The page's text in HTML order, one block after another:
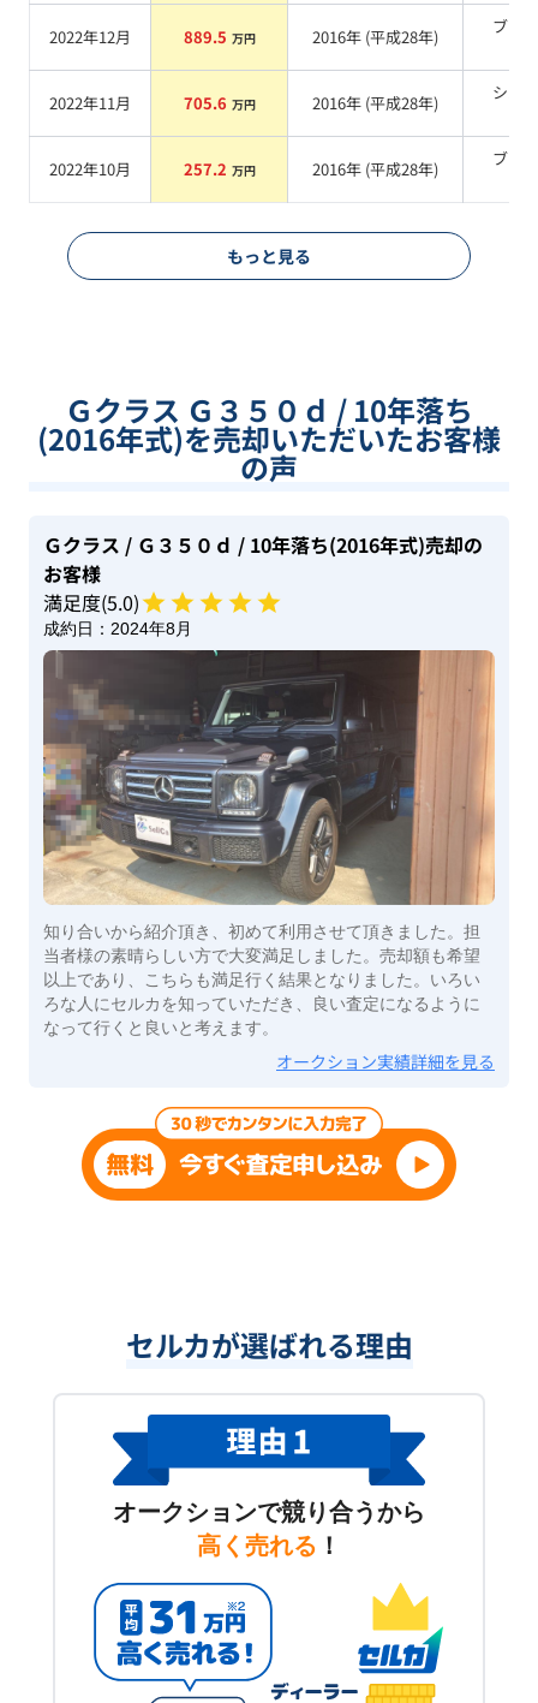
2022年12月 889.5 万円 2016年 (平成28年)
ブラ
2022年11月 705.6 万円 2016年 (平成28年)
シル
2022年10月 257.2 万円 2016年 (平成28年)
ブラ
もっと見る
Ｇクラス Ｇ３５０ｄ / 10年落ち
(2016年式)を売却いただいたお客様
の声
Ｇクラス / Ｇ３５０ｄ / 10年落ち(2016年式)売却の
お客様
満足度(5.0)
成約日： 2024年8月
知り合いから紹介頂き、初めて利用させて頂きました。担
当者様の素晴らしい方で大変満足しました。売却額も希望
以上であり、こちらも満足行く結果となりました。いろい
ろな人にセルカを知っていただき、良い査定になるように
なって行くと良いと考えます。
オークション実績詳細を見る
セルカが選ばれる理由
オークションで競り合うから
高く売れる ！